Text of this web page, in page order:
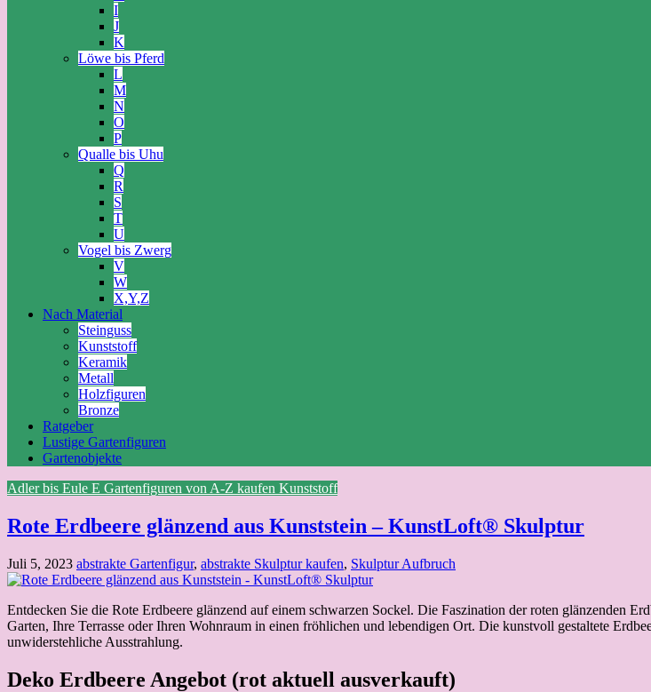
I
J
K
Löwe bis Pferd
L
M
N
O
P
Qualle bis Uhu
Q
R
S
T
U
Vogel bis Zwerg
V
W
X,Y,Z
Nach Material
Steinguss
Kunststoff
Keramik
Metall
Holzfiguren
Bronze
Ratgeber
Lustige Gartenfiguren
Gartenobjekte
Adler bis Eule E Gartenfiguren von A-Z kaufen Kunststoff
Rote Erdbeere glänzend aus Kunststein – KunstLoft® Skulptur
Juli 5, 2023 abstrakte Gartenfigur, abstrakte Skulptur kaufen, Skulptur Aufbruch
Entdecken Sie die Rote Erdbeere glänzend auf einem schwarzen Sockel. Die Faszination der roten glänzenden Erdbeerskulptur hat ihren ganzen eigenen Charme! Diese einzigartige Kreation verwandelt Ihren
Garten, Ihre Terrasse oder Ihren Wohnraum in einen fröhlichen und lebendigen Ort. Die kunstvoll gestaltete
unwiderstehliche Ausstrahlung.
Deko Erdbeere Angebot (rot aktuell ausverkauft)